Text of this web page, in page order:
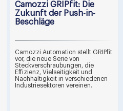
Camozzi GRIPfit: Die
Zukunft der Push-in-
Beschläge
Camozzi Automation stellt GRIPfit
vor, die neue Serie von
Steckverschraubungen, die
Effizienz, Vielseitigkeit und
Nachhaltigkeit in verschiedenen
Industriesektoren vereinen.